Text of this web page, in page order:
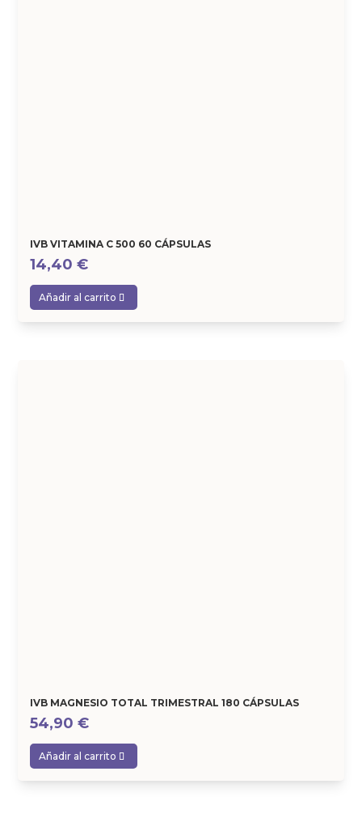
IVB VITAMINA C 500 60 CÁPSULAS
14,40€
Añadir al carrito
IVB MAGNESIO TOTAL TRIMESTRAL 180 CÁPSULAS
54,90€
Añadir al carrito